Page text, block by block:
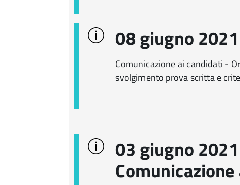
08 giugno 2021
Comunicazione ai candidati -
svolgimento prova scritta e
03 giugno 2021